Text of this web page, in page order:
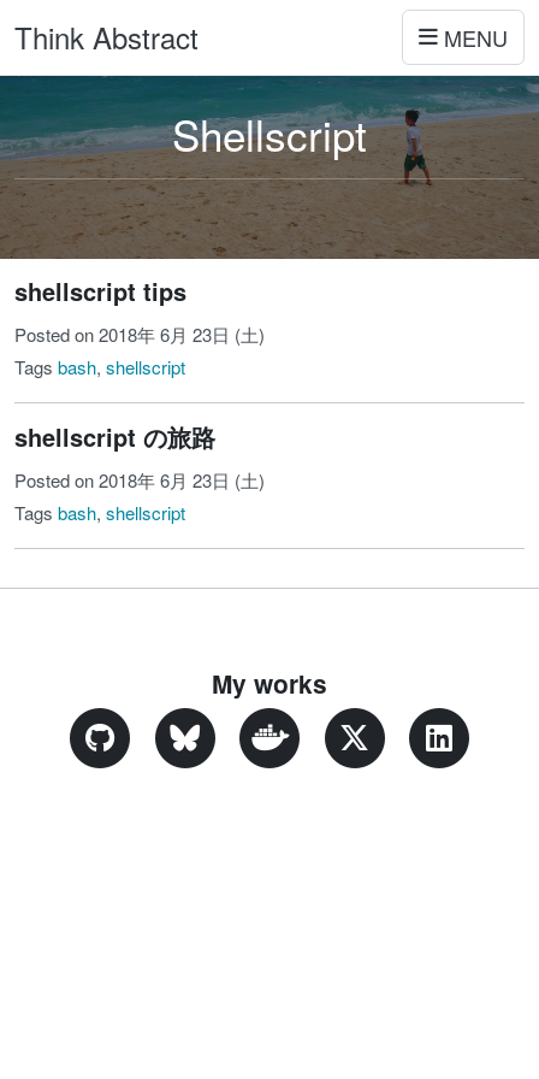
Think Abstract MENU
Shellscript
shellscript tips
Posted on 2018年 6月 23日 (土)
Tags bash, shellscript
shellscript の旅路
Posted on 2018年 6月 23日 (土)
Tags bash, shellscript
My works